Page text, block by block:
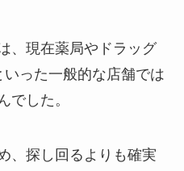
、現在薬局やドラッグ
った一般的な店舗では
でした。
、探し回るよりも確実